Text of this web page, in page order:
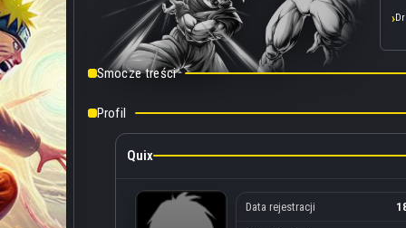
Smocze treści
Profil
Quix
Data rejestracji